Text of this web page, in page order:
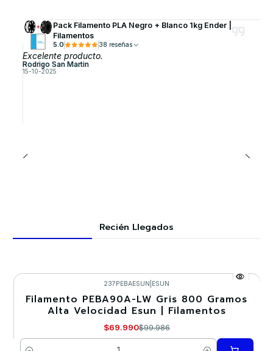
Pack Filamento PLA Negro + Blanco 1kg Ender |
Filamentos
5.0 38 reseñas
Excelente producto.
Rodrigo San Martin
15-10-2025
Recién Llegados
-30%
237PEBAESUN ESUN
Filamento PEBA90A-LW Gris 800 Gramos
Alta Velocidad Esun | Filamentos
$69.990$99.986